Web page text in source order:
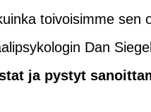
toivoisimme sen
Dan
ja pystyt